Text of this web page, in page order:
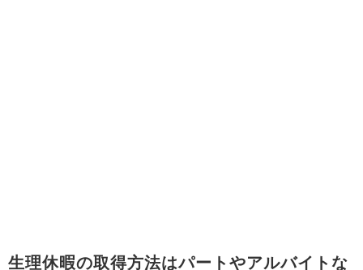
生理休暇の取得方法はパートやアルバイトな